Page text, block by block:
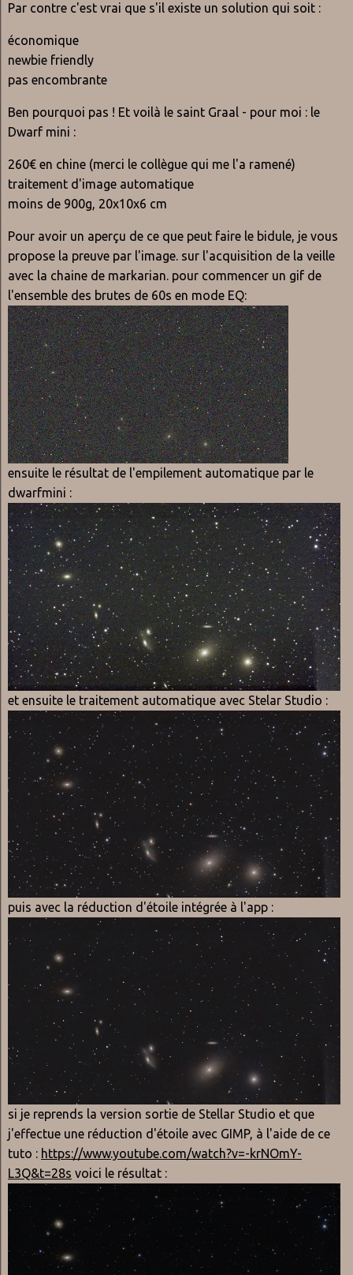
Par contre c'est vrai que s'il existe un solution qui soit :
économique
newbie friendly
pas encombrante
Ben pourquoi pas ! Et voilà le saint Graal - pour moi : le
Dwarf mini :
260€ en chine (merci le collègue qui me l'a ramené)
traitement d'image automatique
moins de 900g, 20x10x6 cm
Pour avoir un aperçu de ce que peut faire le bidule, je vous
propose la preuve par l'image. sur l'acquisition de la veille
avec la chaine de markarian. pour commencer un gif de
l'ensemble des brutes de 60s en mode EQ:
ensuite le résultat de l'empilement automatique par le
dwarfmini :
et ensuite le traitement automatique avec Stelar Studio :
puis avec la réduction d'étoile intégrée à l'app :
si je reprends la version sortie de Stellar Studio et que
j'effectue une réduction d'étoile avec GIMP, à l'aide de ce
tuto : https://www.youtube.com/watch?v=-krNOmY-
L3Q&t=28s voici le résultat :